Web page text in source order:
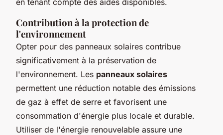
Contribution à la protection de
l'environnement
Opter pour des panneaux solaires contribue
significativement à la préservation de
l'environnement. Les panneaux solaires
permettent une réduction notable des émissions
de gaz à effet de serre et favorisent une
consommation d'énergie plus locale et durable.
Utiliser de l'énergie renouvelable assure une